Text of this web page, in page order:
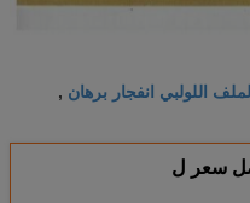
اللولبي انفجار برهان ,
سعر ل